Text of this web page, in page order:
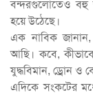
বন্দরগুলোতেও বহু
হয়ে উঠেছে।
এক নাবিক জানান,
আছি। কবে,
যুদ্ধবিমান, ড্রোন ও
এদিকে সংকটের